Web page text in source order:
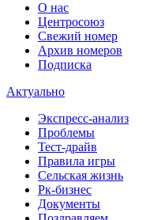
О нас
Центросоюз
Свежий номер
Архив номеров
Подписка
Актуально
Экспресс-анализ
Проблемы
Тест-драйв
Правила игры
Сельская жизнь
Рк-бизнес
Документы